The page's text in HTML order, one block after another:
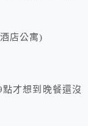
店公寓)
才想到晚餐還沒